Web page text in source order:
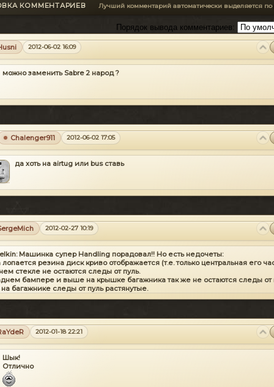
КОММЕНТАРИЕВ Лучший комментарий автоматически выделяется по
Порядок вывода комментариев:
2012-06-02 16:09
можно заменить Sabre 2 народ ?
Chalenger911 2012-06-02 17:05
да хоть на airtug или bus ставь
2012-02-27 10:19
Машинка супер Handling порадовал!! Но есть недочеты:
лопается резина диск криво отображается (т.е. только центральная его
стекле не остаются следы от пуль.
бампере и выше на крышке багажника так же не остаются следы от
на багажнике следы от пуль растянутые.
бы не плохо добавить возможность окраски дисков.
2012-01-18 22:21
Шык!
Отлично